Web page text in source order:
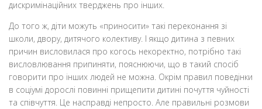
дискримінаційних тверджень про інших.
До того ж, діти можуть «приносити» такі переконання зі
школи, двору, дитячого колективу. І якщо дитина з певних
причин висловилася про когось некоректно, потрібно такі
висловлювання припиняти, пояснюючи, що в такий спосіб
говорити про інших людей не можна. Окрім правил поведінки
в соціумі дорослі повинні прищепити дитині почуття чуйності
та співчуття. Це насправді непросто. Але правильні розмови